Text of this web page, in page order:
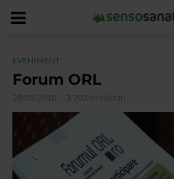
EVENIMENT
Forum ORL
28/05/2010 3.702 vizualizari